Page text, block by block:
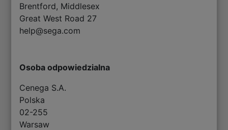
Brentford, Middlesex
Great West Road 27
help@sega.com
Osoba odpowiedzialna
Cenega S.A.
Polska
02-255
Warsaw